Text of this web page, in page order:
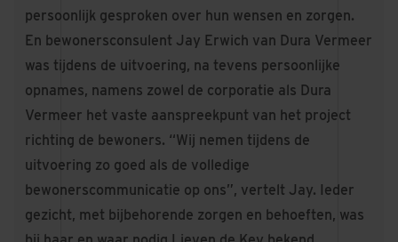
persoonlijk gesproken over hun wensen en zorgen.
En bewonersconsulent Jay Erwich van Dura Vermeer
was tijdens de uitvoering, na tevens persoonlijke
opnames, namens zowel de corporatie als Dura
Vermeer het vaste aanspreekpunt van het project
richting de bewoners. “Wij nemen tijdens de
uitvoering zo goed als de volledige
bewonerscommunicatie op ons”, vertelt Jay. Ieder
gezicht, met bijbehorende zorgen en behoeften, was